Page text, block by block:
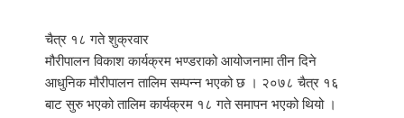
चैत्र १८ गते शुक्रवार
मौरीपालन विकाश कार्यक्रम भण्डराको आयोजनामा तीन दिने
आधुनिक मौरीपालन तालिम सम्पन्न भएको छ । २०७८ चैत्र १६
बाट सुरु भएको तालिम कार्यक्रम १८ गते समापन भएको थियो ।